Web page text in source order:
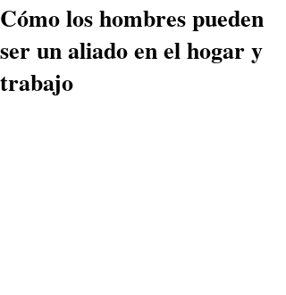
Cómo los hombres pueden
ser un aliado en el hogar y
trabajo